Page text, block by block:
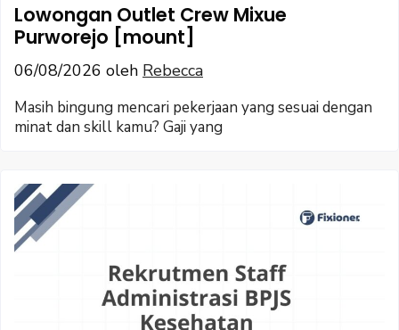
Lowongan Outlet Crew Mixue
Purworejo [mount]
06/08/2026 oleh Rebecca
Masih bingung mencari pekerjaan yang sesuai dengan
minat dan skill kamu? Gaji yang